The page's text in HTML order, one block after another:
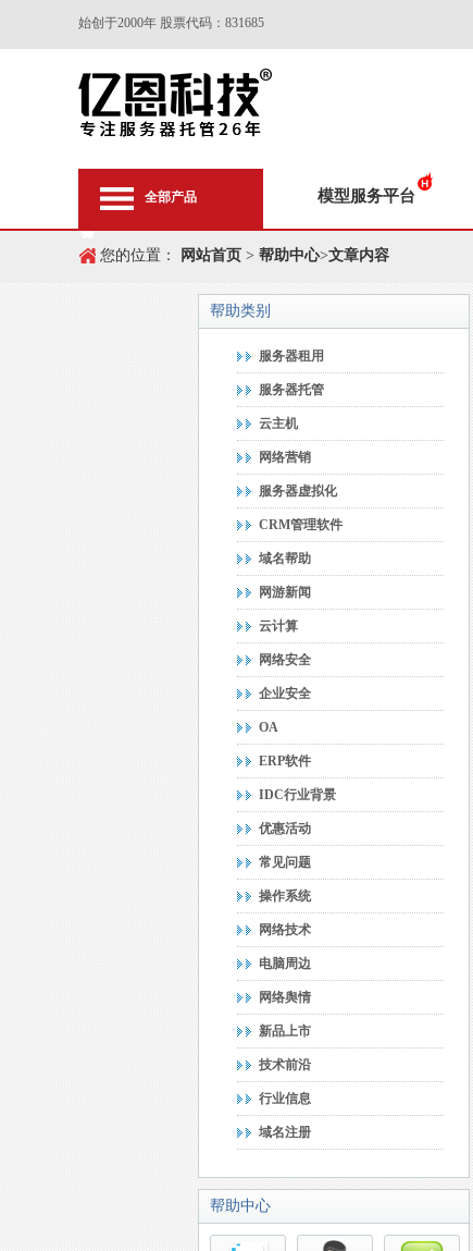
始创于2000年 股票代码：831685
全部产品 模型服务平台
您的位置： 网站首页 > 帮助中心>文章内容
帮助类别
服务器租用
服务器托管
云主机
网络营销
服务器虚拟化
CRM管理软件
域名帮助
网游新闻
云计算
网络安全
企业安全
OA
ERP软件
IDC行业背景
优惠活动
常见问题
操作系统
网络技术
电脑周边
网络舆情
新品上市
技术前沿
行业信息
域名注册
帮助中心